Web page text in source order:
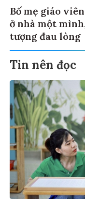
Bố mẹ giáo
ở nhà một
tượng đau lòng
Tin nên đọc